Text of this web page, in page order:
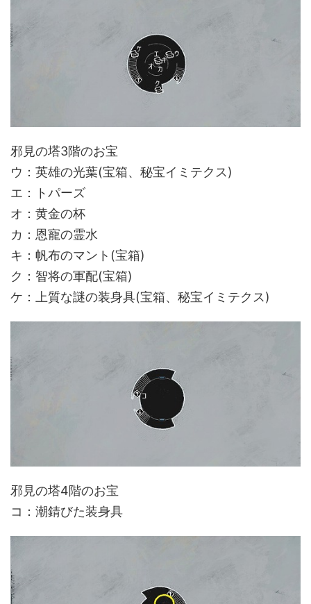
邪見の塔3階のお宝
ウ：英雄の光葉(宝箱、秘宝イミテクス)
エ：トパーズ
オ：黄金の杯
カ：恩寵の霊水
キ：帆布のマント(宝箱)
ク：智将の軍配(宝箱)
ケ：上質な謎の装身具(宝箱、秘宝イミテクス)
邪見の塔4階のお宝
コ：潮錆びた装身具